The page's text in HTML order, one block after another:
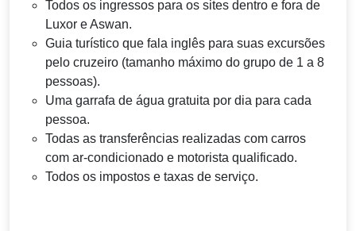
Todos os ingressos para os sites dentro e fora de
Luxor e Aswan.
Guia turístico que fala inglês para suas excursões
pelo cruzeiro (tamanho máximo do grupo de 1 a 8
pessoas).
Uma garrafa de água gratuita por dia para cada
pessoa.
Todas as transferências realizadas com carros
com ar-condicionado e motorista qualificado.
Todos os impostos e taxas de serviço.